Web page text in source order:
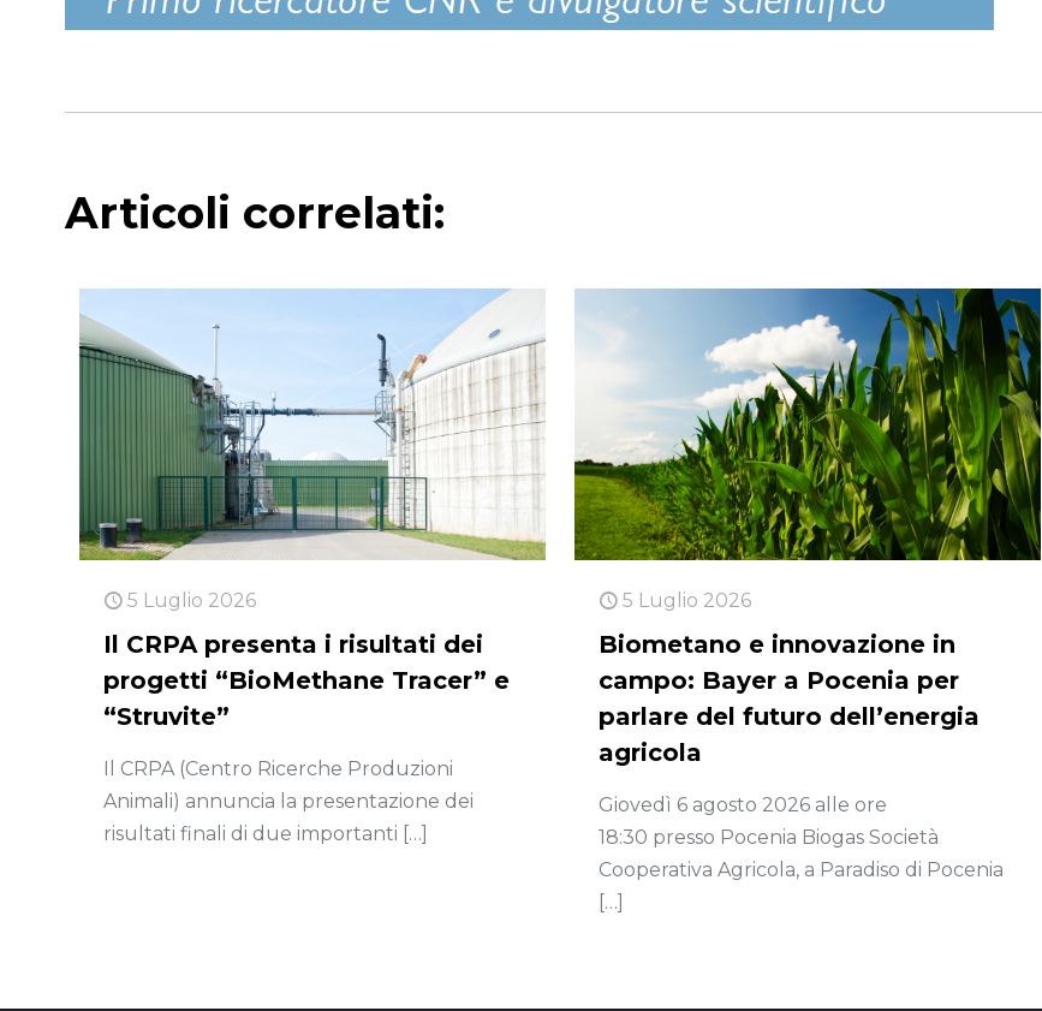
Articoli correlati:
5 Luglio 2026
Il CRPA presenta i risultati dei
progetti “BioMethane Tracer” e
“Struvite”
Il CRPA (Centro Ricerche Produzioni
Animali) annuncia la presentazione dei
risultati finali di due importanti […]
5 Luglio 2026
Biometano e innovazione in
campo: Bayer a Pocenia per
parlare del futuro dell’energia
agricola
Giovedì 6 agosto 2026 alle ore
18:30 presso Pocenia Biogas Società
Cooperativa Agricola, a Paradiso di Pocenia
[…]